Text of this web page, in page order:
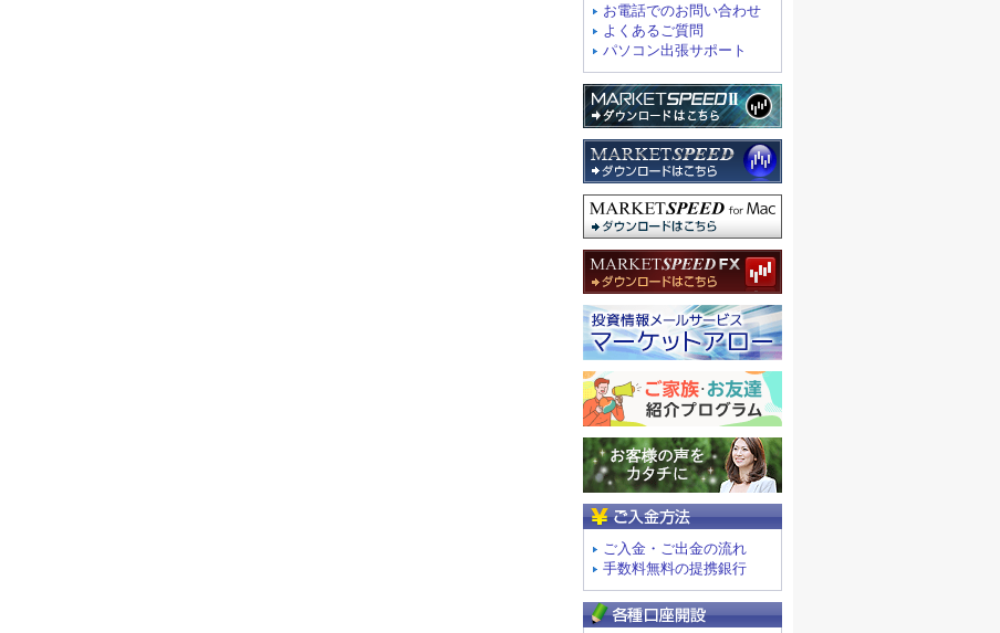
お電話でのお問い合わせ
よくあるご質問
パソコン出張サポート
ご入金・ご出金の流れ
手数料無料の提携銀行